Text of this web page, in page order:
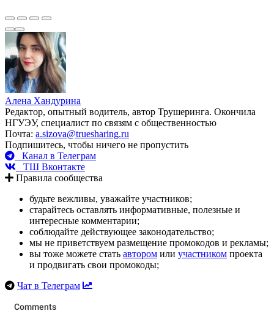
Алена Хандурина
Редактор, опытный водитель, автор Трушеринга. Окончила
НГУЭУ, специалист по связям с общественностью
Почта: a.sizova@truesharing.ru
Подпишитесь, чтобы ничего не пропустить
Канал в Телеграм
ТШ Вконтакте
Правила сообщества
будьте вежливы, уважайте участников;
старайтесь оставлять информативные, полезные и
интересные комментарии;
соблюдайте действующее законодательство;
мы не приветствуем размещение промокодов и рекламы;
вы тоже можете стать автором или участником проекта
и продвигать свои промокоды;
Чат в Телеграм